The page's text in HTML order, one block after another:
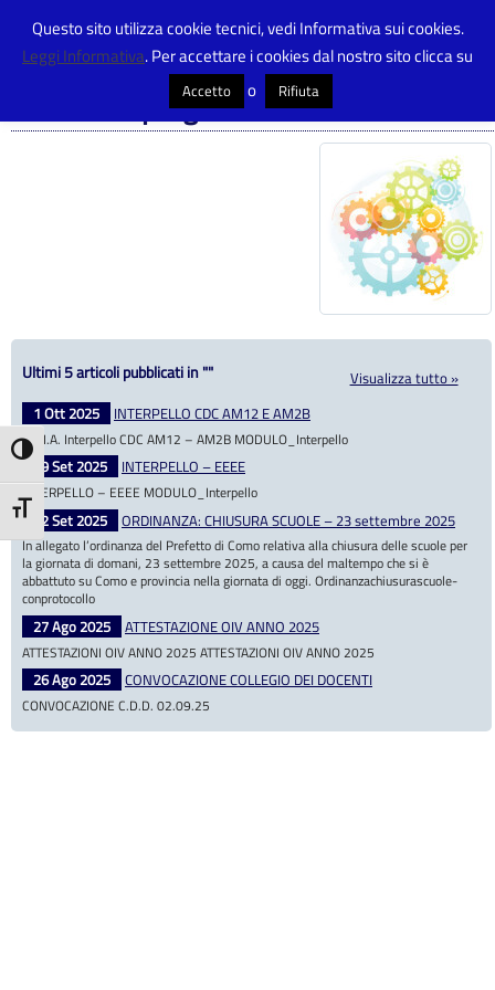
Attiva/disattiva alto contrasto
Attiva/disattiva dimensione testo
Centro Provinciale Istruzione Adulti>Didattica>Attività e progetti
Attività e progetti
Visualizza tutto »
Ultimi 5 articoli pubblicati in ""
1 Ott 2025 INTERPELLO CDC AM12 E AM2B
C.P.I.A. Interpello CDC AM12 – AM2B MODULO_Interpello
29 Set 2025 INTERPELLO – EEEE
INTERPELLO – EEEE MODULO_Interpello
22 Set 2025 ORDINANZA: CHIUSURA SCUOLE – 23 settembre 2025
In allegato l’ordinanza del Prefetto di Como relativa alla chiusura delle scuole per
la giornata di domani, 23 settembre 2025, a causa del maltempo che si è
abbattuto su Como e provincia nella giornata di oggi. Ordinanzachiusurascuole-
conprotocollo
27 Ago 2025 ATTESTAZIONE OIV ANNO 2025
ATTESTAZIONI OIV ANNO 2025 ATTESTAZIONI OIV ANNO 2025
26 Ago 2025 CONVOCAZIONE COLLEGIO DEI DOCENTI
CONVOCAZIONE C.D.D. 02.09.25
Questo sito utilizza cookie tecnici, vedi Informativa sui cookies.
Leggi Informativa. Per accettare i cookies dal nostro sito clicca su
Accetto o Rifiuta